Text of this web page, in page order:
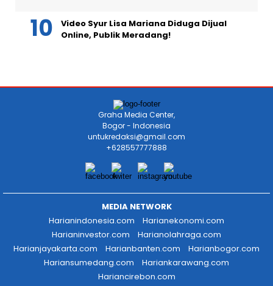
Video Syur Lisa Mariana Diduga Dijual
Online, Publik Meradang!
Graha Media Center,
Bogor - Indonesia
untukredaksi@gmail.com
+628557777888
MEDIA NETWORK
Harianindonesia.com
Harianekonomi.com
Harianinvestor.com
Harianolahraga.com
Harianjayakarta.com
Harianbanten.com
Harianbogor.com
Hariansumedang.com
Hariankarawang.com
Hariancirebon.com